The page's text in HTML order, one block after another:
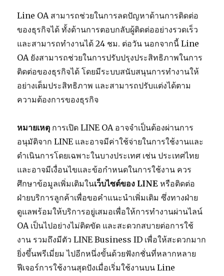
Line OA สามารถช่วยในการลดปัญหาด้านการติดต่อ
ของธุรกิจได้ ทั้งด้านการตอบกลับผู้ติดต่ออย่างรวดเร็ว
และสามารถทำงานได้ 24 ชม. ต่อวัน นอกจากนี้ Line
OA ยังสามารถช่วยในการปรับปรุงประสิทธิภาพในการ
ติดต่อของธุรกิจได้ โดยมีระบบสนับสนุนการทำงานให้
อย่างเต็มประสิทธิภาพ และสามารถปรับแต่งได้ตาม
ความต้องการของธุรกิจ
หมายเหตุ การเปิด LINE OA อาจจำเป็นต้องผ่านการ
อนุมัติจาก LINE และอาจมีค่าใช้จ่ายในการใช้งานและ
ดำเนินการโดยเฉพาะในบางประเทศ เช่น ประเทศไทย
และอาจมีเงื่อนไขและข้อกำหนดในการใช้งาน ควร
ศึกษาข้อมูลเพิ่มเติมในเว็บไซต์ของ LINE หรือติดต่อ
ฝ่ายบริการลูกค้าเพื่อขอคำแนะนำเพิ่มเติม ซึ่งทางฝ่าย
ดูแลพร้อมให้บริการอยู่เสมอเพื่อให้การทำงานผ่านไลน์
OA เป็นไปอย่างไม่ติดขัด และสะดวกสบายต่อการใช้
งาน รวมถึงมีตัว LINE Business ID เพื่อให้สะดวกมาก
ยิ่งขึ้นพรีเมี่ยม ไปอีกหนึ่งขั้นด้วยฟังกชั่นที่หลากหลาย
ฟีเจอร์การใช้งานสุดปังเมื่อเริ่มใช้งานบน Line